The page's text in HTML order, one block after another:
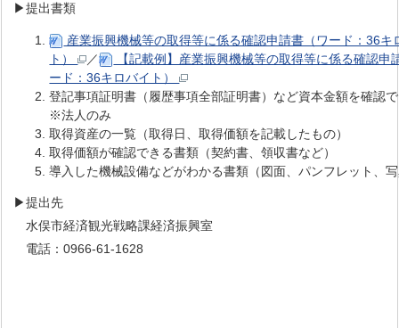
▶︎提出書類
産業振興機械等の取得等に係る確認申請書（ワード：36キ
ト）
／
【記載例】産業振興機械等の取得等に係る確認申
ード：36キロバイト）
登記事項証明書（履歴事項全部証明書）など資本金額を確認
※法人のみ
取得資産の一覧（取得日、取得価額を記載したもの）
取得価額が確認できる書類（契約書、領収書など）
導入した機械設備などがわかる書類（図面、パンフレット、
▶︎提出先
水俣市経済観光戦略課経済振興室
電話：0966-61-1628